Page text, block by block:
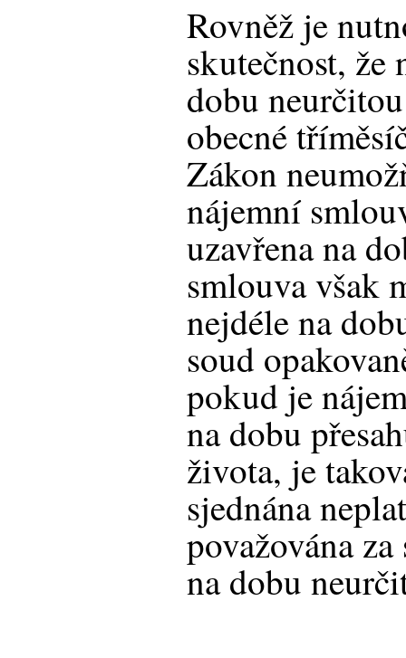
Rovněž je
skutečnost, že
dobu
obecné
Zákon
nájemní
uzavřena na
smlouva však
nejdéle na
soud
pokud je
na dobu
života, je
sjednána
považována
na dobu